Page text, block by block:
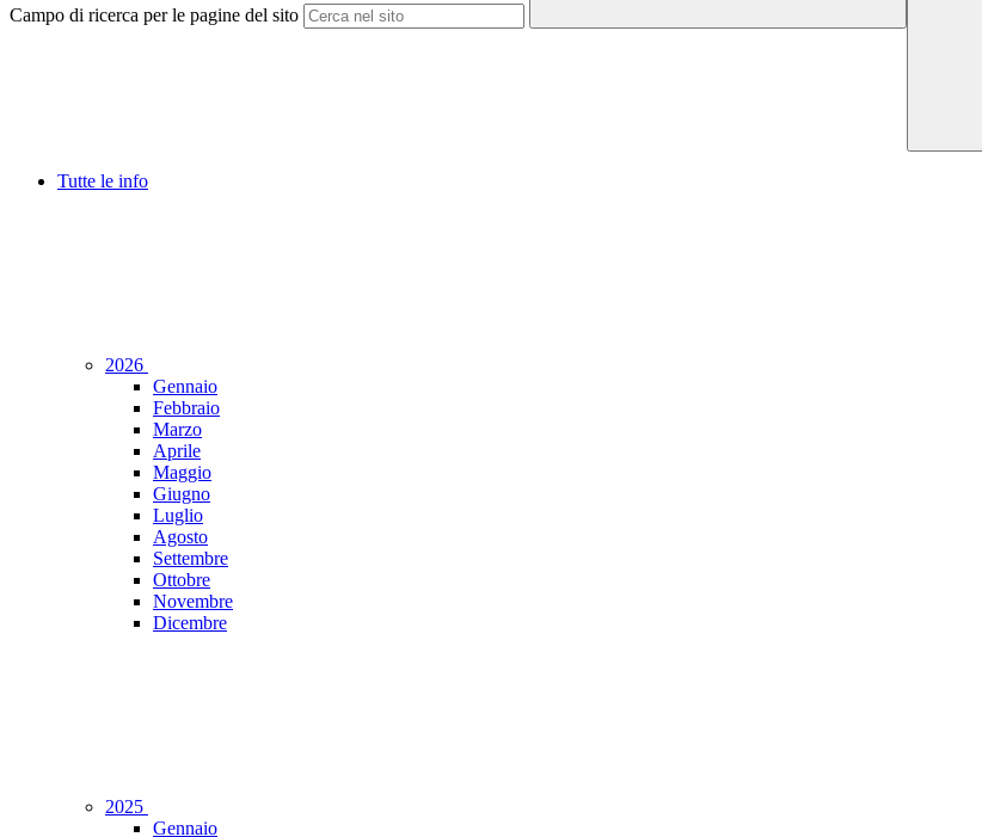
Campo di ricerca per le pagine del sito
Tutte le info
2026
Gennaio
Febbraio
Marzo
Aprile
Maggio
Giugno
Luglio
Agosto
Settembre
Ottobre
Novembre
Dicembre
2025
Gennaio